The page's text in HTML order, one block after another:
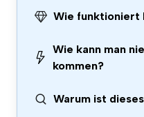
Wie funktioniert
Wie kann man
kommen?
Warum ist